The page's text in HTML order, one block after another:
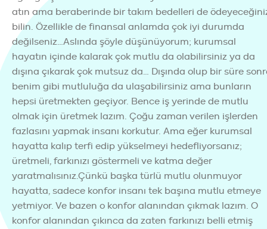
atın ama beraberinde bir takım bedelleri de
bilin. Özellikle de finansal anlamda çok iyi durumda
değilseniz…Aslında şöyle düşünüyorum; kurumsal
hayatın içinde kalarak çok mutlu da olabilirsiniz ya da
dışına çıkarak çok mutsuz da… Dışında olup bir süre
benim gibi mutluluğa da ulaşabilirsiniz ama bunların
hepsi üretmekten geçiyor. Bence iş yerinde de mutlu
olmak için üretmek lazım. Çoğu zaman verilen işlerden
fazlasını yapmak insanı korkutur. Ama eğer kurumsal
hayatta kalıp terfi edip yükselmeyi hedefliyorsanız;
üretmeli, farkınızı göstermeli ve katma değer
yaratmalısınız.Çünkü başka türlü mutlu olunmuyor
hayatta, sadece konfor insanı tek başına mutlu etmeye
yetmiyor. Ve bazen o konfor alanından çıkmak lazım. O
konfor alanından çıkınca da zaten farkınızı belli etmiş